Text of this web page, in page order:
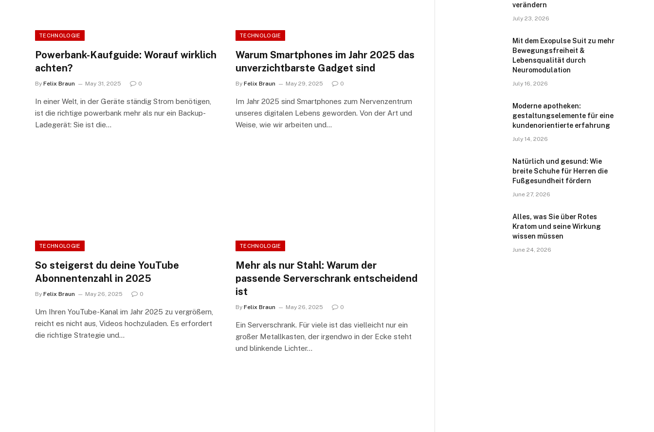
TECHNOLOGIE
Powerbank-Kaufguide: Worauf wirklich
achten?​
By Felix Braun May 31, 2025 0
In einer Welt, in der Geräte ständig Strom benötigen,
ist die richtige powerbank mehr als nur ein Backup-
Ladegerät: Sie ist die…
TECHNOLOGIE
Warum Smartphones im Jahr 2025 das
unverzichtbarste Gadget sind
By Felix Braun May 29, 2025 0
Im Jahr 2025 sind Smartphones zum Nervenzentrum
unseres digitalen Lebens geworden. Von der Art und
Weise, wie wir arbeiten und…
TECHNOLOGIE
So steigerst du deine YouTube
Abonnentenzahl in 2025
By Felix Braun May 26, 2025 0
Um Ihren YouTube-Kanal im Jahr 2025 zu vergrößern,
reicht es nicht aus, Videos hochzuladen. Es erfordert
die richtige Strategie und…
TECHNOLOGIE
Mehr als nur Stahl: Warum der
passende Serverschrank entscheidend
ist
By Felix Braun May 26, 2025 0
Ein Serverschrank. Für viele ist das vielleicht nur ein
großer Metallkasten, der irgendwo in der Ecke steht
und blinkende Lichter…
verändern
July 23, 2026
Mit dem Exopulse Suit zu mehr
Bewegungsfreiheit &
Lebensqualität durch
Neuromodulation
July 16, 2026
Moderne apotheken:
gestaltungselemente für eine
kundenorientierte erfahrung
July 14, 2026
Natürlich und gesund: Wie
breite Schuhe für Herren die
Fußgesundheit fördern
June 27, 2026
Alles, was Sie über Rotes
Kratom und seine Wirkung
wissen müssen
June 24, 2026